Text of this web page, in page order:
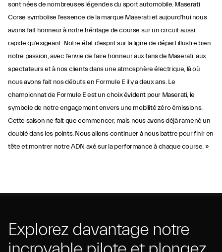
sont nées de nombreuses légendes du sport automobile. Maserati
Corse symbolise l’essence de la marque Maserati et aujourd’hui nous
avons fait honneur à notre héritage de course sur un circuit aussi
rapide qu’exigeant. Notre état d’esprit sur la ligne de départ illustre bien
notre passion, avec l’envie de faire honneur aux fans de Maserati, aux
spectateurs et à nos clients dans une atmosphère électrique, là où
nous avons fait nos débuts en Formule E il y a deux ans. Le
championnat de Formule E est un choix évident pour Maserati, le
symbole de notre engagement envers une mobilité zéro émissions.
Cette saison ne fait que commencer, mais nous avons déjà ramené un
doublé dans les points. Nous allons continuer à nous battre pour finir en
tête et montrer notre ADN axé sur la performance à chaque course. »
Explorez davantage notre